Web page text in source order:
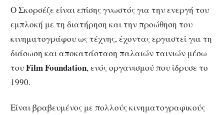
Ο Σκορσέζε είναι επίσης γνωστός για την ενεργή του
εμπλοκή με τη διατήρηση και την προώθηση του
κινηματογράφου ως τέχνης, έχοντας εργαστεί για τη
διάσωση και αποκατάσταση παλαιών ταινιών μέσω
τουFilm Foundation, ενός οργανισμού που ίδρυσε το
1990.
Είναι βραβευμένος με πολλούς κινηματογραφικούς